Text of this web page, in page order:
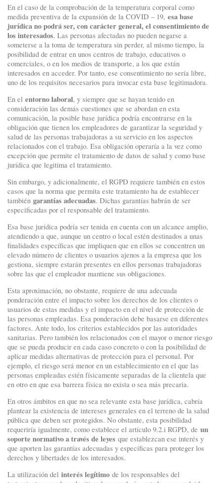
En el caso de la comprobación de la temperatura corporal como
medida preventiva de la expansión de la COVID – 19, esa base
jurídica no podrá ser, con carácter general, el consentimiento de
los interesados. Las personas afectadas no pueden negarse a
someterse a la toma de temperatura sin perder, al mismo tiempo, la
posibilidad de entrar en unos centros de trabajo, educativos o
comerciales, o en los medios de transporte, a los que están
interesados en acceder. Por tanto, ese consentimiento no sería libre,
uno de los requisitos necesarios para invocar esta base legitimadora.
En el entorno laboral, y siempre que se hayan tenido en
consideración las demás cuestiones que se abordan en esta
comunicación, la posible base jurídica podría encontrarse en la
obligación que tienen los empleadores de garantizar la seguridad y
salud de las personas trabajadoras a su servicio en los aspectos
relacionados con el trabajo. Esa obligación operaría a la vez como
excepción que permite el tratamiento de datos de salud y como base
jurídica que legitima el tratamiento.
Sin embargo, y adicionalmente, el RGPD requiere también en estos
casos que la norma que permita este tratamiento ha de establecer
también garantías adecuadas. Dichas garantías habrán de ser
especificadas por el responsable del tratamiento.
Esa base jurídica podría ser tenida en cuenta con un alcance amplio,
atendiendo a que, aunque un centro o local estén destinados a unas
finalidades específicas que impliquen que en ellos se concentren un
elevado número de clientes o usuarios ajenos a la empresa que los
gestiona, siempre estarán presentes en ellos personas trabajadoras
sobre las que el empleador mantiene sus obligaciones.
Esta aproximación, no obstante, requiere de una adecuada
ponderación entre el impacto sobre los derechos de los clientes o
usuarios de estas medidas y el impacto en el nivel de protección de
las personas empleadas. Esa ponderación debe basarse en diferentes
factores. Ante todo, los criterios establecidos por las autoridades
sanitarias. Pero también los relacionados con el mayor o menor riesgo
que se pueda producir en cada caso concreto o con la posibilidad de
aplicar medidas alternativas de protección para el personal. Por
ejemplo, el riesgo será menor en un establecimiento en el que las
personas empleadas estén físicamente separadas de la clientela que
en otro en que esa barrera física no exista o sea más precaria.
En otros ámbitos en que no sea relevante esta base jurídica, cabría
plantear la existencia de intereses generales en el terreno de la salud
pública que deben ser protegidos. No obstante, esta posibilidad
requeriría igualmente, como establece el artículo 9.2.i RGPD, de un
soporte normativo a través de leyes que establezcan ese interés y
que aporten las garantías adecuadas y específicas para proteger los
derechos y libertades de los interesados.
La utilización del interés legítimo de los responsables del